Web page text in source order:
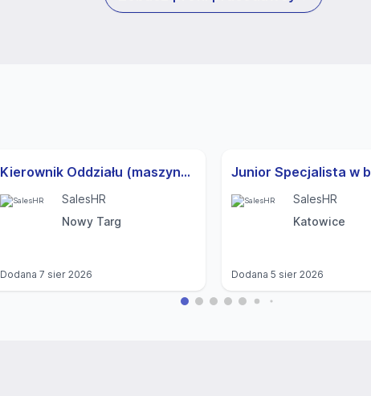
Kierownik Oddziału (maszyny rolnicze)
SalesHR
Nowy Targ
Dodana 7 sier 2026
SalesHR
Katowice
Dodana 5 sier 2026